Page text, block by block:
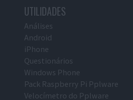
UTILIDADES
Análises
Android
iPhone
Questionários
Windows Phone
Pack Raspberry Pi Pplware
Velocímetro do Pplware